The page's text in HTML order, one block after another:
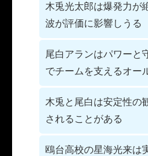
木兎光太郎は爆発力が
波が評価に影響しうる
尾白アランはパワーと
でチームを支えるオー
木兎と尾白は安定性の
されることがある
鴎台高校の星海光来は